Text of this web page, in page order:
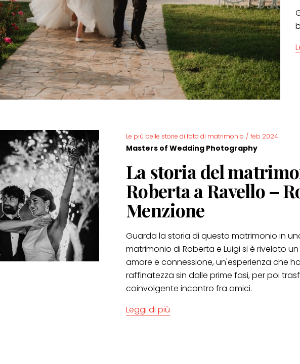
Le più belle storie di foto di matrimonio / feb 2024
Masters of Wedding Photography
La storia del
Roberta a Ravello –
Menzione
Guarda la storia di questo matrimonio in
matrimonio di Roberta e Luigi si è rivelato
amore e connessione, un'esperienza che
raffinatezza sin dalle prime fasi, per poi
coinvolgente incontro fra amici.
Leggi di più